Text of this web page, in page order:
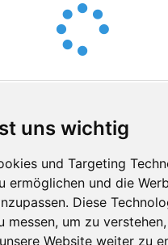
uns wichtig
und Targeting
ermöglichen und die
Diese
messen, um zu
Website weiter zu
Facebook
Twitter
YouTube